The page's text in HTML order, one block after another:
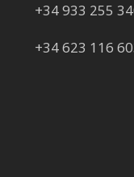
+34 933 255
+34 623 116